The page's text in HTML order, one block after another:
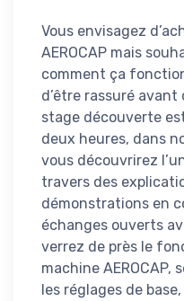
Vous envisagez
AEROCAP mais
comment ça
d’être rassuré avant
stage découverte
deux heures, dans
vous découvrirez
travers des
démonstrations en
échanges ouverts
verrez de près le
machine AEROCAP,
les réglages de